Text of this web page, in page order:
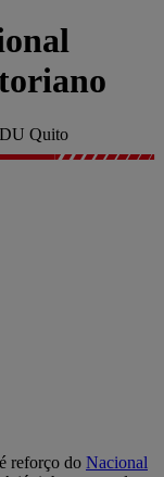
Quito
reforço do Nacional